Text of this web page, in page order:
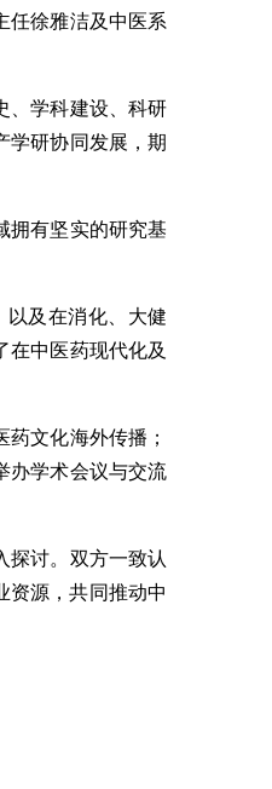
任徐雅洁及中医系
、学科建设、科研
学研协同发展，期
拥有坚实的研究基
以及在消化、大健
在中医药现代化及
文化海外传播；
办学术会议与交流
探讨。双方一致认
资源，共同推动中